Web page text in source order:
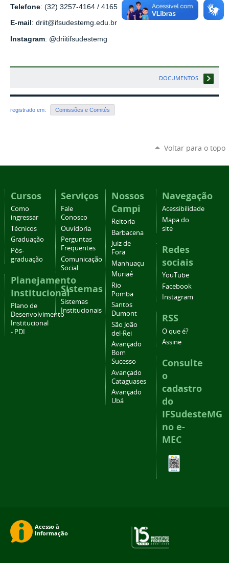
Telefone: (32) 3257-4164 / 4165
E-mail: driit@ifsudestemg.edu.br
Instagram: @driitifsudestemg
DOCUMENTOS
registrado em: Comissões e Comitês
Voltar para o topo
Cursos
Como
ingressar
Técnicos
Graduação
Pós-
graduação
Planejamento
Institucional
Plano de
Desenvolvimento
Institucional
- PDI
Serviços
Fale
Conosco
Ouvidoria
Perguntas
Frequentes
Comunicação
Social
Sistemas
Sistemas
Institucionais
Nossos
Campi
Reitoria
Barbacena
Juiz de
Fora
Manhuaçu
Muriaé
Rio
Pomba
Santos
Dumont
São João
del-Rei
Avançado
Bom
Sucesso
Avançado
Cataguases
Avançado
Ubá
Navegação
Acessibilidade
Mapa do
site
Redes
sociais
YouTube
Facebook
Instagram
RSS
O que é?
Assine
Consulte
o
cadastro
do
IFSudesteMG
no e-
MEC